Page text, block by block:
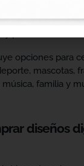
variedad de
diseños de
opciones para
mascotas,
familia y
diseños